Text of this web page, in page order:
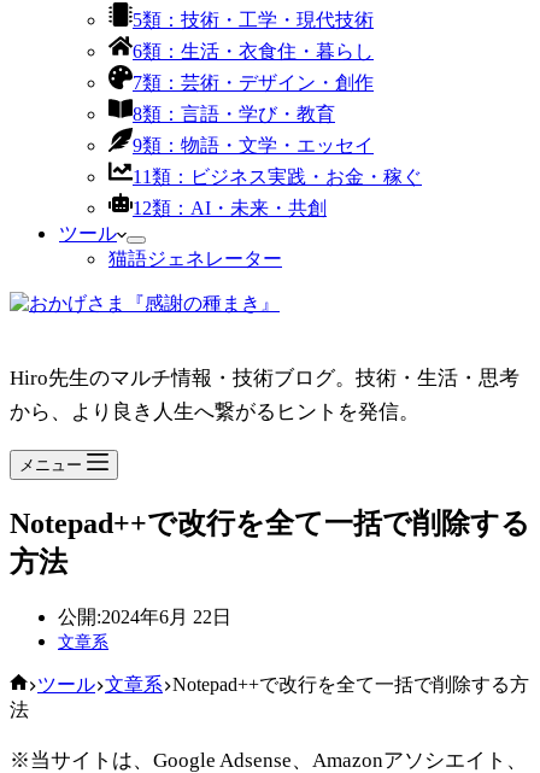
5類：技術・工学・現代技術
6類：生活・衣食住・暮らし
7類：芸術・デザイン・創作
8類：言語・学び・教育
9類：物語・文学・エッセイ
11類：ビジネス実践・お金・稼ぐ
12類：AI・未来・共創
ツール
猫語ジェネレーター
Hiro先生のマルチ情報・技術ブログ。技術・生活・思考
から、より良き人生へ繋がるヒントを発信。
メニュー
Notepad++で改行を全て一括で削除する
方法
公開:2024年6月 22日
文章系
ホ
ー
ツール 文章系 Notepad++で改行を全て一括で削除する方
法
※当サイトは、Google Adsense、Amazonアソシエイト、